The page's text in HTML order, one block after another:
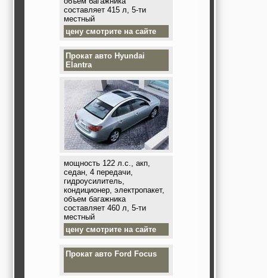
составляет 415 л, 5-ти
местный
цену смотрите на сайте
Прокат авто Hyundai
Elantra
мощность 122 л.с., акп,
седан, 4 передачи,
гидроусилитель,
кондиционер, электропакет,
объем багажника
составляет 460 л, 5-ти
местный
цену смотрите на сайте
Прокат авто Ford Focus